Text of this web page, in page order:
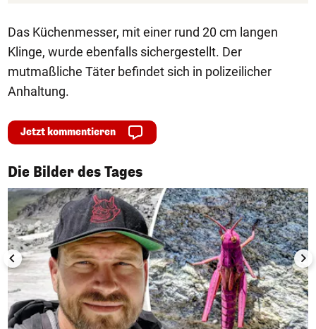
Das Küchenmesser, mit einer rund 20 cm langen
Klinge, wurde ebenfalls sichergestellt. Der
mutmaßliche Täter befindet sich in polizeilicher
Anhaltung.
Jetzt kommentieren
Die Bilder des Tages
1/50